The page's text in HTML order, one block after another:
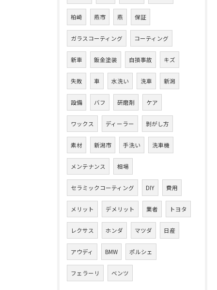
柏崎 燕市 燕 保証
ガラスコーティング コーティング
新車 鈑金塗装 自損事故 キズ
失敗 車 水洗い 洗車 新潟
設備 バフ 研磨剤 ケア
ワックス ディーラー 剝がし方
素材 新潟市 手洗い 洗車機
メンテナンス 相場
セラミックコーティング DIY 費用
メリット デメリット 業者 トヨタ
レクサス ホンダ マツダ 日産
アウディ BMW ポルシェ
フェラーリ ベンツ